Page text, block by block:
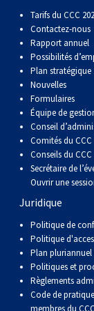
Corgi gallois
Corgi gallois
Pumi
Lapphund
Rhodesian
Lévrier persan
Shikoku
Whippet
Chien nu du
Épagneul des
Épagneul
Épagneul
Épagneul
Épagneul
Spinone italiano
Vizsla à poil
Vizsla à poil dur
Terrier
Bull terrier du
Terrier gallois
Terrier blanc
Mâtin napolitain
Terre-Neuve
Chien d’eau
Rottweiler
Samoyède
Schnauzer
Schnauzer
Husky sibérien
Tarifs du CCC
Contactez-nous
Rapport annuel
Possibilités
Plan stratégique
Nouvelles
Formulaires
Équipe de
Conseil
Comités du CCC
Conseils du CCC
Secrétaire de
Ouvrir une
Juridique
Politique de
Politique
Plan pluriannuel
Politiques et
Règlements
Code de